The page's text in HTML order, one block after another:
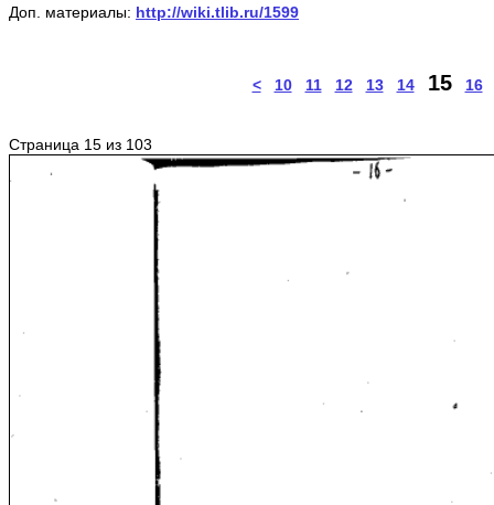
Доп. материалы: http://wiki.tlib.ru/1599
< 10 11 12 13 14 15 16
Страница 15 из 103